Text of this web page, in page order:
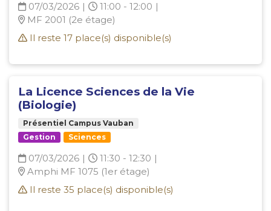
07/03/2026 | 11:00 - 12:00 |
MF 2001 (2e étage)
Il reste 17 place(s) disponible(s)
La Licence Sciences de la Vie
(Biologie)
Présentiel Campus Vauban
Gestion
Sciences
07/03/2026 | 11:30 - 12:30 |
Amphi MF 1075 (1er étage)
Il reste 35 place(s) disponible(s)